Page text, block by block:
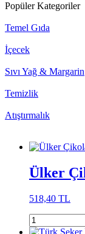
Popüler Kategoriler
Temel Gıda
İçecek
Sıvı Yağ & Margarin
Temizlik
Atıştırmalık
Ülker
518,40 TL